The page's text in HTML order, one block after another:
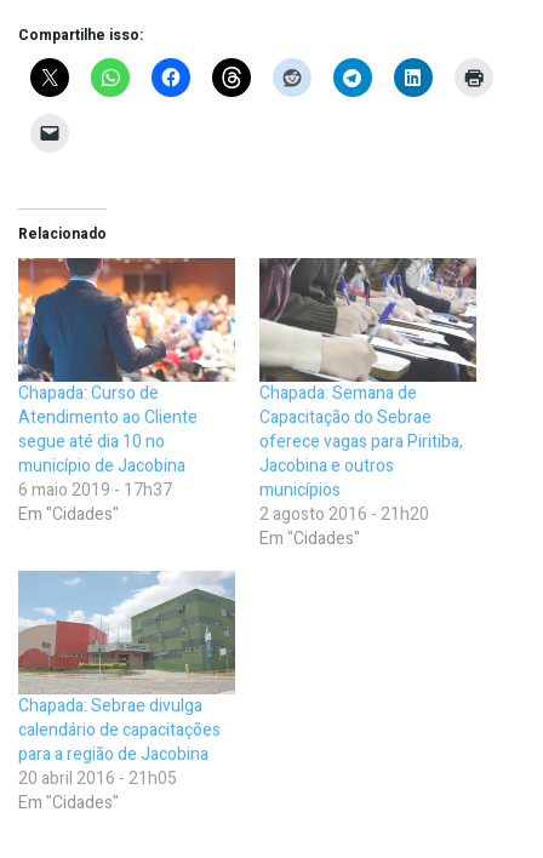
Compartilhe isso:
Relacionado
Chapada: Curso de
Atendimento ao Cliente
segue até dia 10 no
município de Jacobina
6 maio 2019 - 17h37
Em "Cidades"
Chapada: Semana de
Capacitação do Sebrae
oferece vagas para Piritiba,
Jacobina e outros
municípios
2 agosto 2016 - 21h20
Em "Cidades"
Chapada: Sebrae divulga
calendário de capacitações
para a região de Jacobina
20 abril 2016 - 21h05
Em "Cidades"